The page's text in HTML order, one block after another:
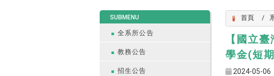
SUBMENU
全系所公告
教務公告
招生公告
首頁
【國立
學金(短
2024-05-06